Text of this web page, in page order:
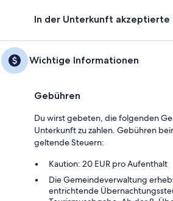
In der Unterkunft akzeptierte
Wichtige Informationen
Gebühren
Du wirst gebeten, die folgenden
Unterkunft zu zahlen. Gebühren
geltende Steuern:
Kaution: 20 EUR pro Aufenthalt
Die Gemeindeverwaltung
entrichtende